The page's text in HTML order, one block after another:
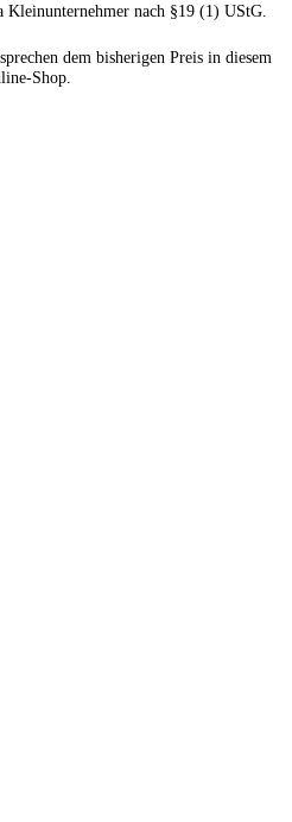
Kleinunternehmer nach §19 (1) UStG.
dem bisherigen Preis in diesem
Shop.